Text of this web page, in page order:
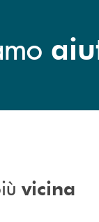
vicina